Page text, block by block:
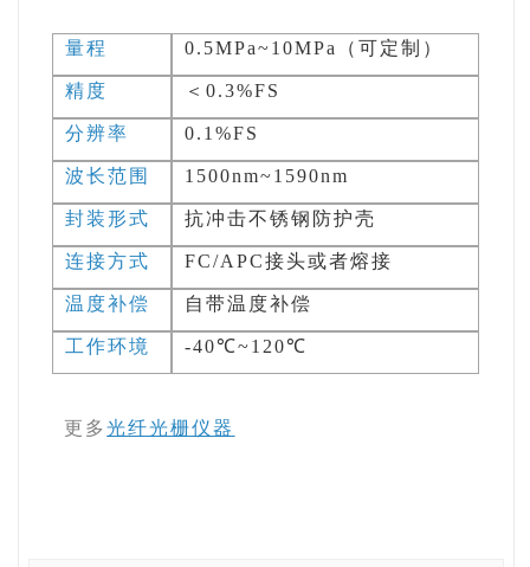
量程 0.5MPa~10MPa（可定制）
精度 ＜0.3%FS
分辨率 0.1%FS
波长范围 1500nm~1590nm
封装形式 抗冲击不锈钢防护壳
连接方式 FC/APC接头或者熔接
温度补偿 自带温度补偿
工作环境 -40℃~120℃
更多光纤光栅仪器